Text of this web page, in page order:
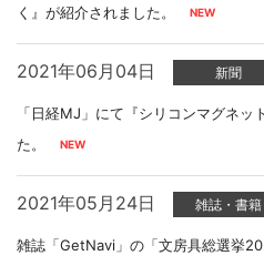
く』が紹介されました。
2021年06月04日 新聞
「日経MJ」にて『シリコンマグネッ
た。
2021年05月24日 雑誌・書籍
雑誌「GetNavi」の「文房具総選挙